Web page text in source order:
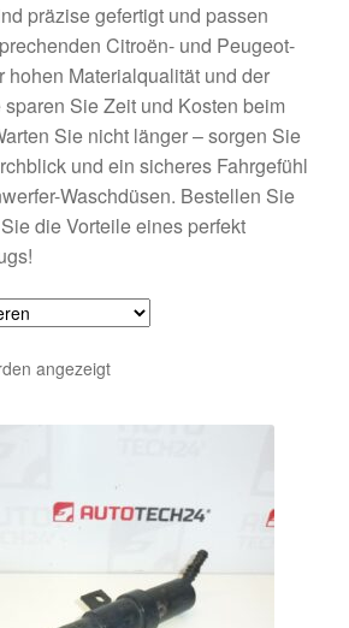
präzise gefertigt und passen
Citroën- und Peugeot-
hohen Materialqualität und der
Sie Zeit und Kosten beim
Sie nicht länger – sorgen Sie
und ein sicheres Fahrgefühl
Waschdüsen. Bestellen Sie
die Vorteile eines perfekt
angezeigtNach
sortiert